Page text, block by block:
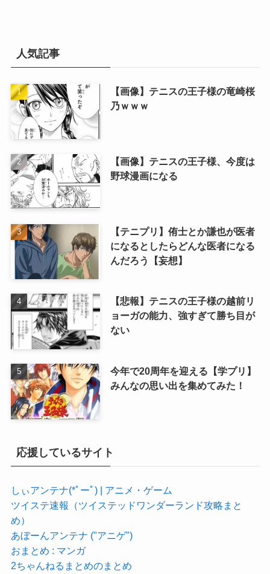
人気記事
【画像】テニスの王子様の竜崎桜
乃ｗｗｗ
【画像】テニスの王子様、今度は
野球漫画になる
【テニプリ】侑士とか謙也が医者
になるとしたらどんな医者になる
んだろう【妄想】
【悲報】テニスの王子様の越前リ
ョーガの能力、強すぎて勝ち目が
ない
今年で20周年を迎える【学プリ】
みんなの思い出を集めてみた！
応援しているサイト
しぃアンテナ(*ﾟーﾟ) | アニメ・ゲーム
ツイステ速報（ツイステッドワンダーランド攻略まと
め）
あぼーんアンテナ ("アニゲ")
おまとめ : マンガ
2ちゃんねるまとめのまとめ